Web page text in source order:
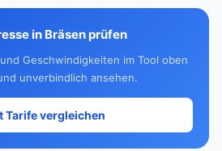
in Bräsen prüfen
Geschwindigkeiten im Tool oben
unverbindlich ansehen.
Tarife vergleichen